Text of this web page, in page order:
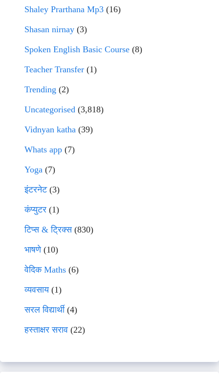
Shaley Prarthana Mp3 (16)
Shasan nirnay (3)
Spoken English Basic Course (8)
Teacher Transfer (1)
Trending (2)
Uncategorised (3,818)
Vidnyan katha (39)
Whats app (7)
Yoga (7)
इंटरनेट(3)
कंप्युटर (1)
टिप्स & ट्रिक्स(830)
भाषणे(10)
वेदिक Maths (6)
व्यवसाय(1)
सरल विद्यार्थी(4)
हस्ताक्षर सराव (22)